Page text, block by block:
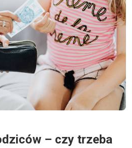
– czy trzeba